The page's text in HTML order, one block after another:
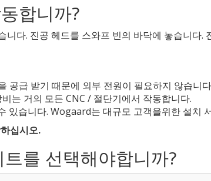
합니까?
다. 진공 헤드를 스와프 빈의 바닥에 놓습니다
공급 받기 때문에 외부 전원이 필요하지 않습니
는 거의 모든 CNC / 절단기에서 작동합니다.
있습니다. Wogaard는 대규모 고객을위한 설치
십시오.
를 선택해야합니까?